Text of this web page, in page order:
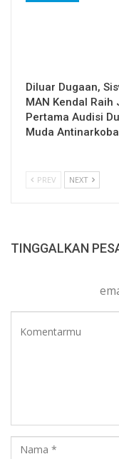
Diluar Dugaan,
MAN Kendal Raih
Pertama Audisi
Muda
PREV NEXT
TINGGALKAN